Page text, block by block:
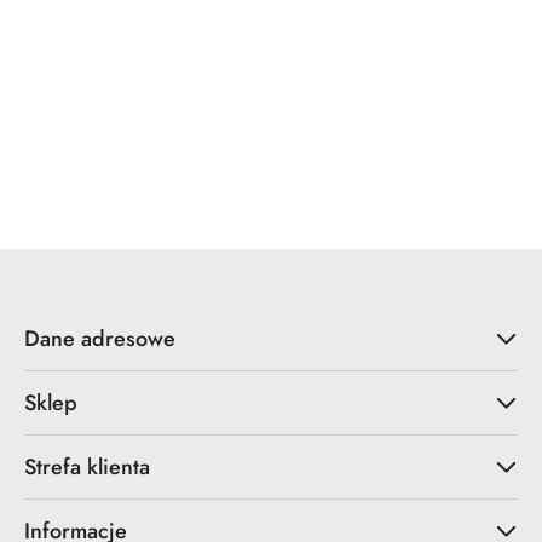
Dane adresowe
Sklep
Strefa klienta
Informacje